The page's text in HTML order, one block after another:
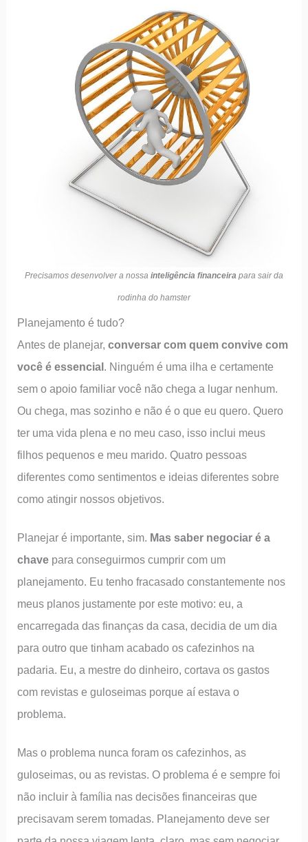
Precisamos desenvolver a nossa inteligência financeira para sair da
rodinha do hamster
Planejamento é tudo?
Antes de planejar,conversar com quem convive com
você é essencial . Ninguém é uma ilha e certamente
sem o apoio familiar você não chega a lugar nenhum.
Ou chega, mas sozinho e não é o que eu quero. Quero
ter uma vida plena e no meu caso, isso inclui meus
filhos pequenos e meu marido. Quatro pessoas
diferentes como sentimentos e ideias diferentes sobre
como atingir nossos objetivos.
Planejar é importante, sim. Mas saber negociar é a
chave para conseguirmos cumprir com um
planejamento. Eu tenho fracasado constantemente nos
meus planos justamente por este motivo: eu, a
encarregada das finanças da casa, decidia de um dia
para outro que tinham acabado os cafezinhos na
padaria. Eu, a mestre do dinheiro, cortava os gastos
com revistas e guloseimas porque aí estava o
problema.
Mas o problema nunca foram os cafezinhos, as
guloseimas, ou as revistas. O problema é e sempre foi
não incluir à família nas decisões financeiras que
precisavam serem tomadas. Planejamento deve ser